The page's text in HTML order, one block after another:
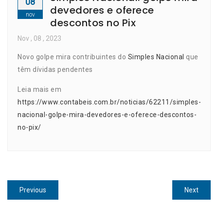
nov
devedores e oferece
descontos no Pix
Nov , 08 , 2023
Novo golpe mira contribuintes do Simples Nacional que
têm dívidas pendentes
Leia mais em
https://www.contabeis.com.br/noticias/62211/simples-
nacional-golpe-mira-devedores-e-oferece-descontos-
no-pix/
Navegação
de
Previous
post:
NextNext
post: